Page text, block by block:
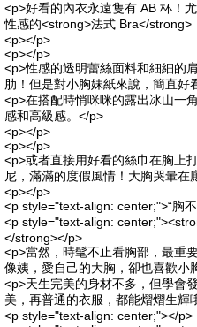
<p>好看的內衣永遠隻有 AB 杯！
性感的<strong>法式 Bra</strong>
<p></p>
<p></p>
<p>性感的透明蕾絲面料和細細的
肋！但是對小胸妹紙來說，簡直好
<p>在搭配時悄咪咪的露出冰山一
感和高級感。</p>
<p></p>
<p></p>
<p>或者直接用好看的絲巾在胸上
尼，滿滿的度假風情！大胸哭暈在
<p></p>
<p style="text-align: center;">“胸
<p style="text-align:
</strong></p>
<p>當然，時髦不止看胸部，最重
像姨，愛自己的大胸，卻也喜歡小
<p>天生完美的身材不多，但學會
美，再普通的衣服，都能熠熠生輝
<p style="text-align: center;"></p>